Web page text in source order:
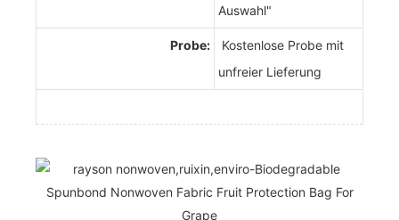
Auswahl"
Probe:
Kostenlose Probe mit
unfreier Lieferung